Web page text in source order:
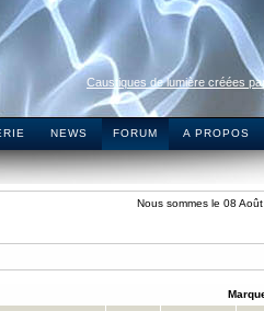
Caustiques de lumière créées
NEWS FORUM A PROPOS
Nous sommes le 08